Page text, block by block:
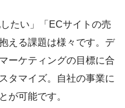
たい」「ECサイトの売
える課題は様々です。デ
ーケティングの目標に合
タマイズ。自社の事業に
が可能です。